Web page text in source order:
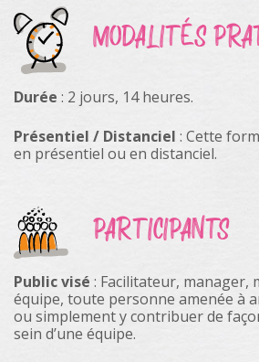
MODALITÉS
Durée : 2 jours, 14 heures.
Présentiel / Distanciel : Cette
en présentiel ou en distanciel.
PARTICIPANTS
Public visé : Facilitateur, manager,
équipe, toute personne amenée à
ou simplement y contribuer de
sein d’une équipe.